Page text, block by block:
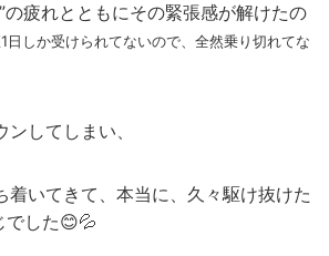
の疲れとともにその緊張感が解けたの
日しか受けられてないので、全然乗り切れてな
してしまい、
着いてきて、本当に、久々駆け抜けた
した😊💦